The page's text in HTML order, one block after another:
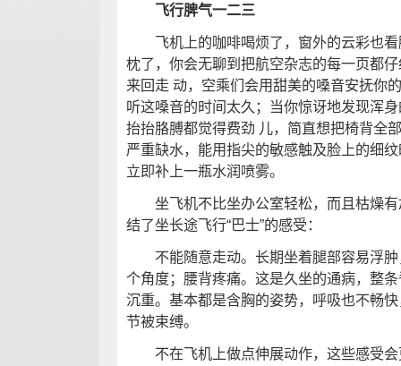
飞行脾气一二三
飞机上的咖啡喝烦了，窗外的云彩也看
枕了，你会无聊到把航空杂志的每一页都
来回走 动，空乘们会用甜美的嗓音安抚你
听这嗓音的时间太久；当你惊讶地发现浑
抬抬胳膊都觉得费劲 儿，简直想把椅背全
严重缺水，能用指尖的敏感触及脸上的细
立即补上一瓶水润喷雾。
坐飞机不比坐办公室轻松，而且枯燥有
结了坐长途飞行“巴士”的感受：
不能随意走动。长期坐着腿部容易浮肿
个角度；腰背疼痛。这是久坐的通病，整
沉重。基本都是含胸的姿势，呼吸也不畅
节被束缚。
不在飞机上做点伸展动作，这些感受会